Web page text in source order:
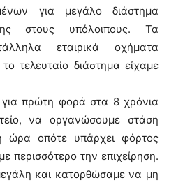
για μεγάλο διάστημα
στους υπόλοιπους. Τα
εταιρικά οχήματα
τελευταίο διάστημα είχαμε
πρώτη φορά στα 8 χρόνια
να οργανώσουμε στάση
ώρα οπότε υπάρχει φόρτος
περισσότερο την επιχείρηση.
και κατορθώσαμε να μη